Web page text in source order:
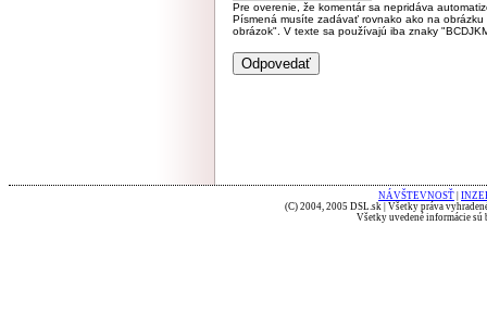
Pre overenie, že komentár sa nepridáva
Písmená musíte zadávať rovnako ako na
obrázok". V texte sa používajú iba znaky
NÁVŠTEVNOSŤ
(C) 2004, 2005 DSL.sk | Všetky práva
Všetky uvedené informácie sú